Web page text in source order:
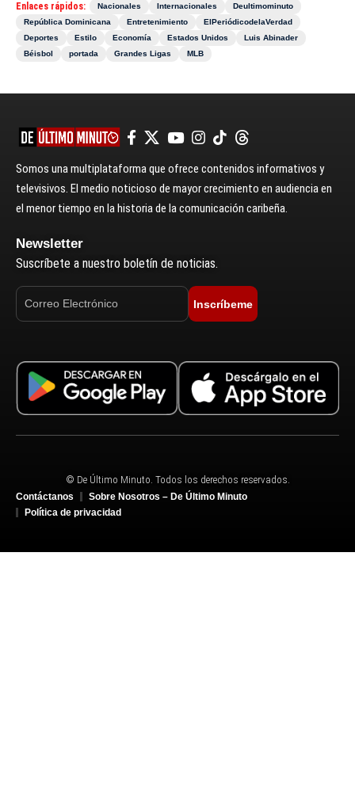
Enlaces rápidos: Nacionales Internacionales
Deultimominuto
República Dominicana
Entretenimiento
ElPeriódicodelaVerdad
Deportes
Estilo Economía Estados Unidos
Luis Abinader
Béisbol
portada Grandes Ligas MLB
Somos una multiplataforma que ofrece contenidos informativos y
televisivos. El medio noticioso de mayor crecimiento en audiencia en
el menor tiempo en la historia de la comunicación caribeña.
Newsletter
Suscríbete a nuestro boletín de noticias.
Inscríbeme
© De Último Minuto. Todos los derechos reservados.
Contáctanos
Sobre Nosotros – De Último Minuto
Política de privacidad